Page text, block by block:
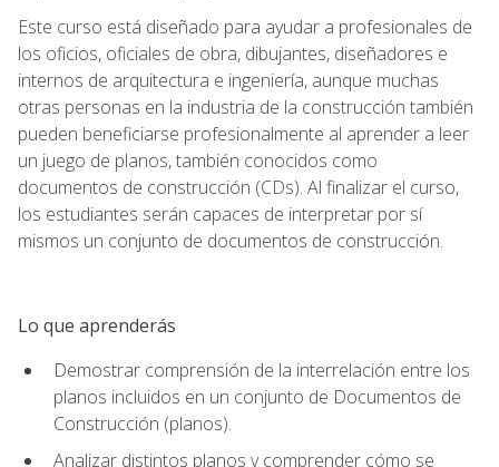
Este curso está diseñado para ayudar a profesionales de
los oficios, oficiales de obra, dibujantes, diseñadores e
internos de arquitectura e ingeniería, aunque muchas
otras personas en la industria de la construcción también
pueden beneficiarse profesionalmente al aprender a leer
un juego de planos, también conocidos como
documentos de construcción (CDs). Al finalizar el curso,
los estudiantes serán capaces de interpretar por sí
mismos un conjunto de documentos de construcción.
Lo que aprenderás
Demostrar comprensión de la interrelación entre los
planos incluidos en un conjunto de Documentos de
Construcción (planos).
Analizar distintos planos y comprender cómo se